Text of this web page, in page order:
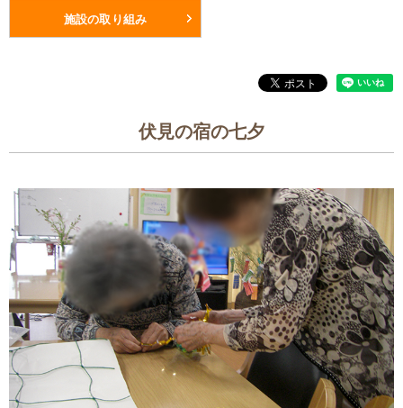
施設の取り組み
伏見の宿の七夕